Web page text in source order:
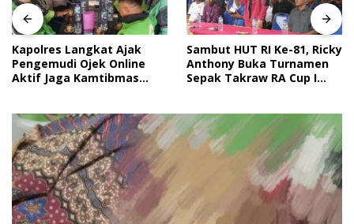
Kapolres Langkat Ajak
Pengemudi Ojek Online
Aktif Jaga Kamtibmas
Sambut HUT RI Ke-81, Ricky
Anthony Buka Turnamen
Sepak Takraw RA Cup I